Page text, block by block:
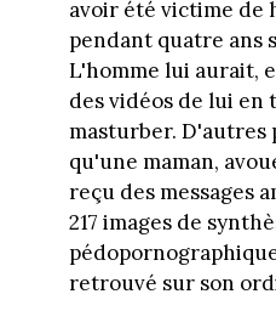
avoir été victime de
pendant quatre ans
L'homme lui aurait,
des vidéos de lui en
masturber. D'autres
qu'une maman,
reçu des messages
217 images de
retrouvé sur son